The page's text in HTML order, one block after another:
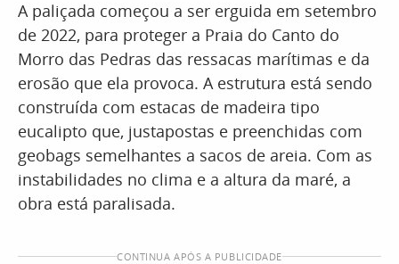
A paliçada começou a ser erguida em setembro
de 2022, para proteger a Praia do Canto do
Morro das Pedras das ressacas marítimas e da
erosão que ela provoca. A estrutura está sendo
construída com estacas de madeira tipo
eucalipto que, justapostas e preenchidas com
geobags semelhantes a sacos de areia. Com as
instabilidades no clima e a altura da maré, a
obra está paralisada.
CONTINUA APÓS A PUBLICIDADE